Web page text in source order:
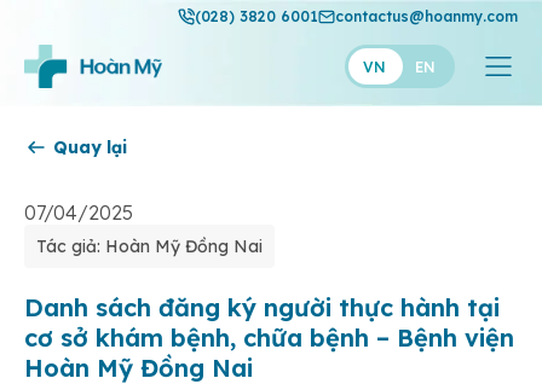
(028) 3820 6001 contactus@hoanmy.com
VN EN
Hạnh Phúc
Thuận Mỹ
Quay lại
07/04/2025
Tác giả: Hoàn Mỹ Đồng Nai
Danh sách đăng ký người thực hành tại
cơ sở khám bệnh, chữa bệnh – Bệnh viện
Hoàn Mỹ Đồng Nai